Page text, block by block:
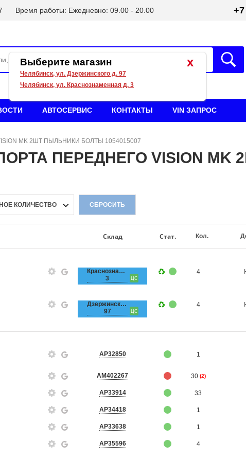
Время работы: Ежедневно: 09.00 - 20.00
АВТОСЕРВИС КОНТАКТЫ VIN ЗАПРОС
MK 2ШТ ПЫЛЬНИКИ БОЛТЫ 1054015007
ПЕРЕДНЕГО VISION
КОЛИЧЕСТВО СБРОСИТЬ
Склад Стат. Кол.
Краснознаменная,
3
ЦС
4
Дзержинского,
97
ЦС
4
AP32850 1
AM402267 30 (2)
AP33914 33
AP34418 1
AP33638 1
AP35596 4
x
Выберите магазин
Челябинск, ул. Дзержинского д. 97
Челябинск, ул. Краснознаменная д. 3